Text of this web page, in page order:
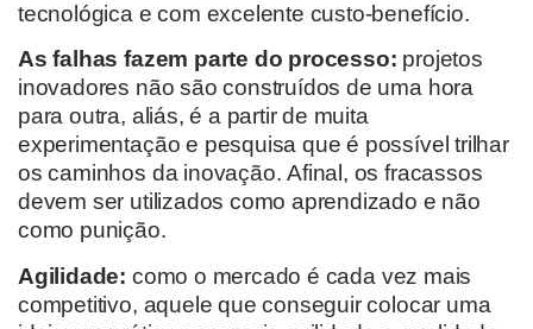
tecnológica e com excelente custo-benefício.
As falhas fazem parte do processo: projetos
inovadores não são construídos de uma hora
para outra, aliás, é a partir de muita
experimentação e pesquisa que é possíveltrilhar
os caminhos da inovação.Afinal, os fracassos
devem ser utilizados como aprendizado e não
como punição.
Agilidade: como o mercado é cada vez mais
competitivo, aquele que conseguir colocar uma